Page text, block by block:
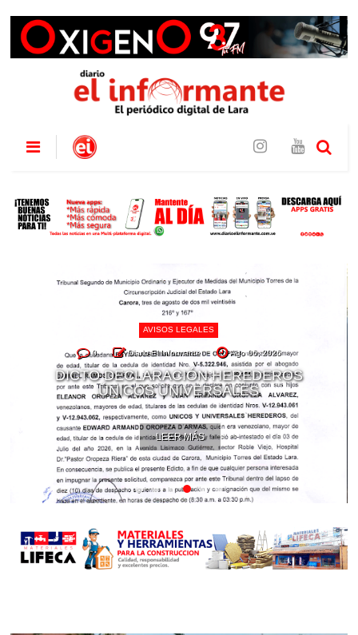
AVISOS LEGALES
0 Diario El Informante Ago 06, 2026
DICTO DECLARACIÓN HEREDEROS
ÚNICOS UNIVERSALES
LEER MÁS